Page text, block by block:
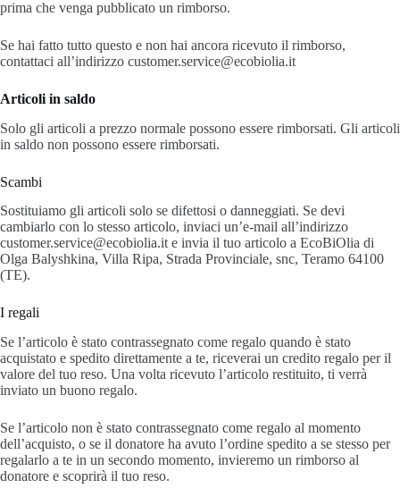
prima che venga pubblicato un rimborso.
Se hai fatto tutto questo e non hai ancora ricevuto il rimborso,
contattaci all’indirizzo customer.service@ecobiolia.it
Articoli in saldo
Solo gli articoli a prezzo normale possono essere rimborsati. Gli articoli
in saldo non possono essere rimborsati.
Scambi
Sostituiamo gli articoli solo se difettosi o danneggiati. Se devi
cambiarlo con lo stesso articolo, inviaci un’e-mail all’indirizzo
customer.service@ecobiolia.it e invia il tuo articolo a EcoBiOlia di
Olga Balyshkina, Villa Ripa, Strada Provinciale, snc, Teramo 64100
(TE).
I regali
Se l’articolo è stato contrassegnato come regalo quando è stato
acquistato e spedito direttamente a te, riceverai un credito regalo per il
valore del tuo reso. Una volta ricevuto l’articolo restituito, ti verrà
inviato un buono regalo.
Se l’articolo non è stato contrassegnato come regalo al momento
dell’acquisto, o se il donatore ha avuto l’ordine spedito a se stesso per
regalarlo a te in un secondo momento, invieremo un rimborso al
donatore e scoprirà il tuo reso.